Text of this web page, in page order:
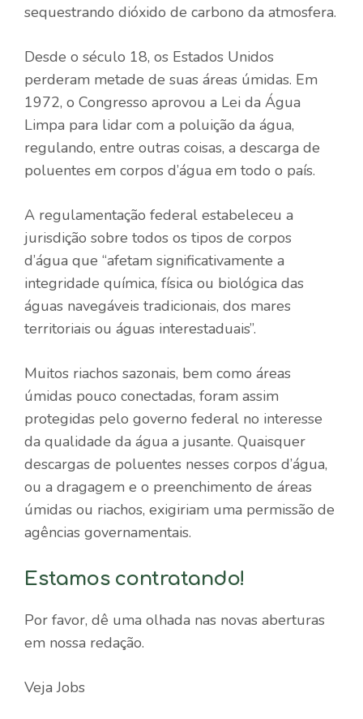
sequestrando dióxido de carbono da atmosfera.
Desde o século 18, os Estados Unidos
perderam metade de suas áreas úmidas. Em
1972, o Congresso aprovou a Lei da Água
Limpa para lidar com a poluição da água,
regulando, entre outras coisas, a descarga de
poluentes em corpos d’água em todo o país.
A regulamentação federal estabeleceu a
jurisdição sobre todos os tipos de corpos
d’água que “afetam significativamente a
integridade química, física ou biológica das
águas navegáveis ​​tradicionais, dos mares
territoriais ou águas interestaduais”.
Muitos riachos sazonais, bem como áreas
úmidas pouco conectadas, foram assim
protegidas pelo governo federal no interesse
da qualidade da água a jusante. Quaisquer
descargas de poluentes nesses corpos d’água,
ou a dragagem e o preenchimento de áreas
úmidas ou riachos, exigiriam uma permissão de
agências governamentais.
Estamos contratando!
Por favor, dê uma olhada nas novas aberturas
em nossa redação.
Veja Jobs